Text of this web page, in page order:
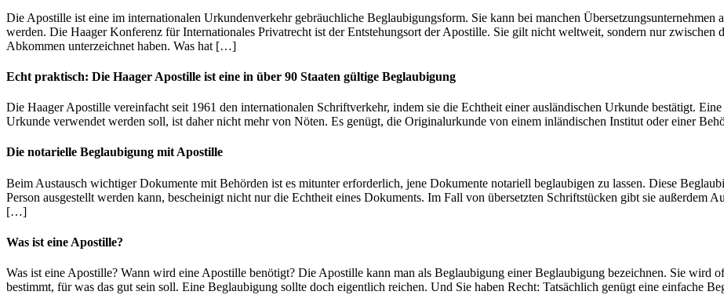
Die Apostille ist eine im internationalen Urkundenverkehr gebräuchliche Beglaubigungsform. Sie kann bei manchen Übersetzungsunternehmen
werden. Die Haager Konferenz für Internationales Privatrecht ist der Entstehungsort der Apostille. Sie gilt nicht weltweit, sondern nur zwischen
Abkommen unterzeichnet haben. Was hat […]
Echt praktisch: Die Haager Apostille ist eine in über 90 Staaten gültige Beglaubigung
Die Haager Apostille vereinfacht seit 1961 den internationalen Schriftverkehr, indem sie die Echtheit einer ausländischen Urkunde bestätigt.
Urkunde verwendet werden soll, ist daher nicht mehr von Nöten. Es genügt, die Originalurkunde von einem inländischen Institut oder einer
Die notarielle Beglaubigung mit Apostille
Beim Austausch wichtiger Dokumente mit Behörden ist es mitunter erforderlich, jene Dokumente notariell beglaubigen zu lassen. Diese
Person ausgestellt werden kann, bescheinigt nicht nur die Echtheit eines Dokuments. Im Fall von übersetzten Schriftstücken gibt sie außerdem
[…]
Was ist eine Apostille?
Was ist eine Apostille? Wann wird eine Apostille benötigt? Die Apostille kann man als Beglaubigung einer Beglaubigung bezeichnen. Sie wird
bestimmt, für was das gut sein soll. Eine Beglaubigung sollte doch eigentlich reichen. Und Sie haben Recht: Tatsächlich genügt eine einfache